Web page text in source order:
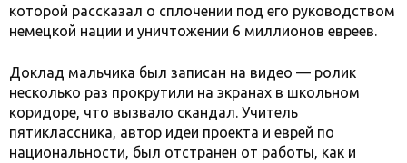
которой рассказал о сплочении под его руководством
немецкой нации и уничтожении 6 миллионов евреев.
Доклад мальчика был записан на видео — ролик
несколько раз прокрутили на экранах в школьном
коридоре, что вызвало скандал. Учитель
пятиклассника, автор идеи проекта и еврей по
национальности, был отстранен от работы, как и